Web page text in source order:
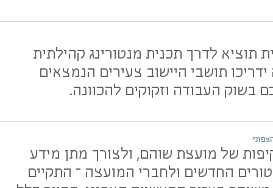
תוציא לדרך תכנית מנטורינג קהילתית
תושבי היישוב צעירים הנמצאים
בשוק העבודה וזקוקים להכוונה.
של מועצת שוהם, ולצורך מתן מידע
החדשים ולחברי המועצה – התקיים